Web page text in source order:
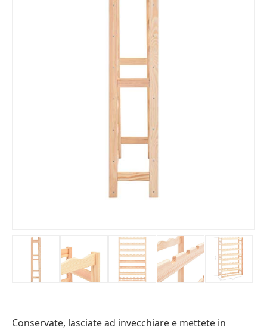
Conservate, lasciate ad invecchiare e mettete in